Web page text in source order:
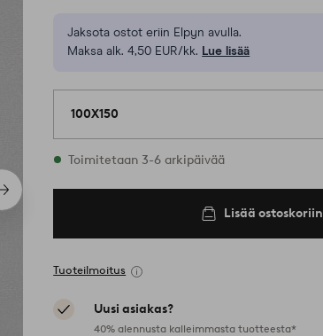
Seuraava
tuote
Jaksota ostot eriin Elpyn avulla.
Maksa alk. 4,50 EUR/kk. Lue lisää
100X150
Varastossa
Toimitetaan 3-6 arkipäivää
Lisää ostoskoriin
Tuoteilmoitus
Uusi asiakas?
40% alennusta kalleimmasta tuotteesta*